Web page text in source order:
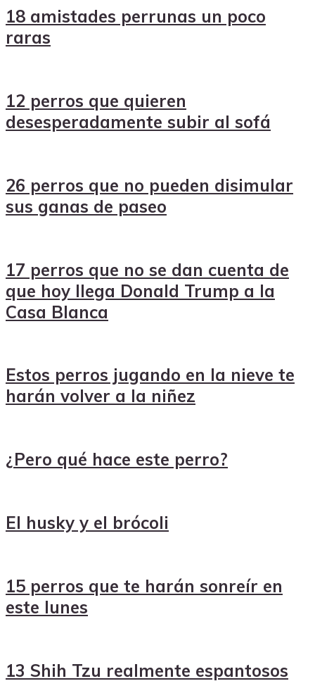
18 amistades perrunas un poco
raras
12 perros que quieren
desesperadamente subir al sofá
26 perros que no pueden disimular
sus ganas de paseo
17 perros que no se dan cuenta de
que hoy llega Donald Trump a la
Casa Blanca
Estos perros jugando en la nieve te
harán volver a la niñez
¿Pero qué hace este perro?
El husky y el brócoli
15 perros que te harán sonreír en
este lunes
13 Shih Tzu realmente espantosos